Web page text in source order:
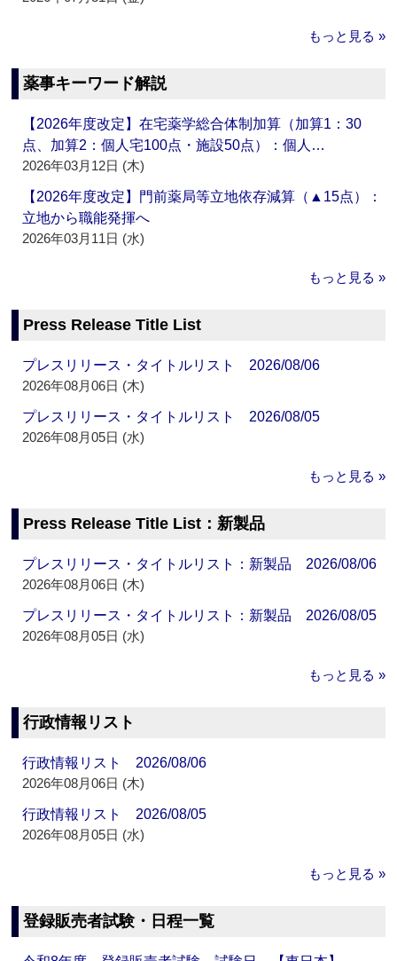
もっと見る »
薬事キーワード解説
【2026年度改定】在宅薬学総合体制加算（加算1：30
点、加算2：個人宅100点・施設50点）：個人…
2026年03月12日 (木)
【2026年度改定】門前薬局等立地依存減算（▲15点）：
立地から職能発揮へ
2026年03月11日 (水)
もっと見る »
Press Release Title List
プレスリリース・タイトルリスト 2026/08/06
2026年08月06日 (木)
プレスリリース・タイトルリスト 2026/08/05
2026年08月05日 (水)
もっと見る »
Press Release Title List：新製品
プレスリリース・タイトルリスト：新製品 2026/08/06
2026年08月06日 (木)
プレスリリース・タイトルリスト：新製品 2026/08/05
2026年08月05日 (水)
もっと見る »
行政情報リスト
行政情報リスト 2026/08/06
2026年08月06日 (木)
行政情報リスト 2026/08/05
2026年08月05日 (水)
もっと見る »
登録販売者試験・日程一覧